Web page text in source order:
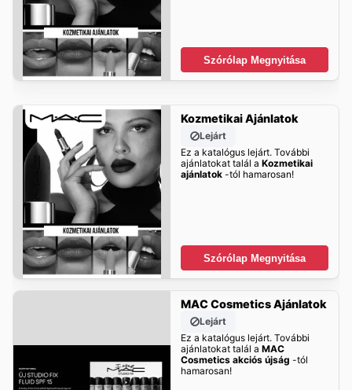
Szórólap Megnyitása
Kozmetikai Ajánlatok
Lejárt
Ez a katalógus lejárt. További
ajánlatokat talál a Kozmetikai
ajánlatok-tól hamarosan!
Szórólap Megnyitása
MAC Cosmetics Ajánlatok
Lejárt
Ez a katalógus lejárt. További
ajánlatokat talál a MAC
Cosmetics akciós újság -tól
hamarosan!